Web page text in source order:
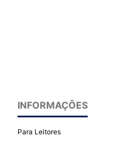
INFORMAÇÕES
Para Leitores